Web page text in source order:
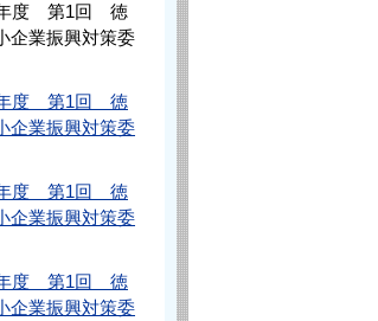
度 第1回 徳
企業振興対策委
度 第1回 徳
企業振興対策委
度 第1回 徳
企業振興対策委
度 第1回 徳
企業振興対策委